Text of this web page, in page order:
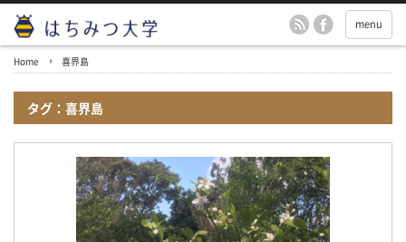
menu
Home 喜界島
タグ：喜界島